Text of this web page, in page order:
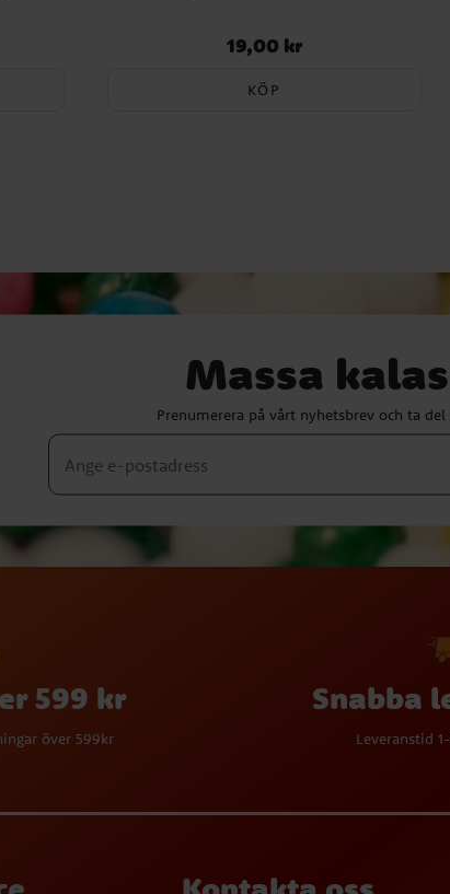
Pris:19,00 kr
19,00 kr
KÖP
Massa
Prenumerera på vårt nyhetsbrev och ta
599 kr
över 599kr
Snabba
Leveranstid